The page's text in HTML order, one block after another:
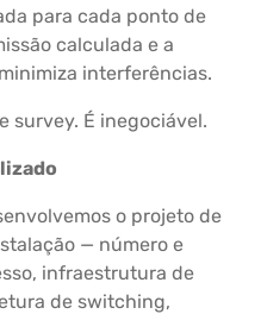
para cada ponto de
calculada e a
interferências.
survey. É inegociável.
o projeto de
— número e
infraestrutura de
de switching,